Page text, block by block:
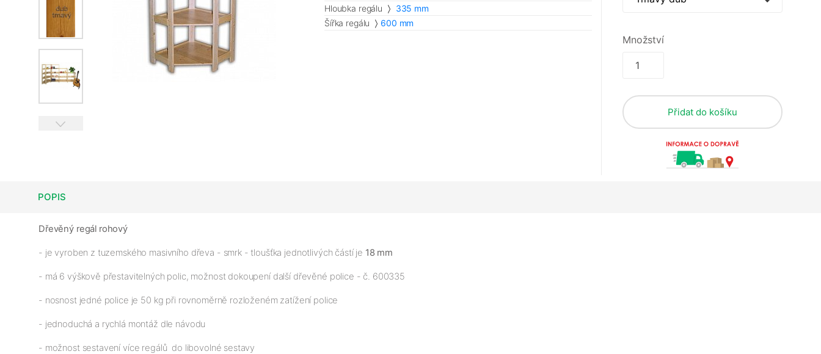
Hloubka regálu
335 mm
Šířka regálu
600 mm
Množství
Přidat do košíku
POPIS
Dřevěný regál rohový
- je vyroben z tuzemského masivního dřeva - smrk - tloušťka jednotlivých částí je 18 mm
- má 6 výškově přestavitelných polic, možnost dokoupení další dřevěné police - č. 600335
- nosnost jedné police je 50 kg při rovnoměrně rozloženém zatížení police
- jednoduchá a rychlá montáž dle návodu
- možnost sestavení více regálů do libovolné sestavy